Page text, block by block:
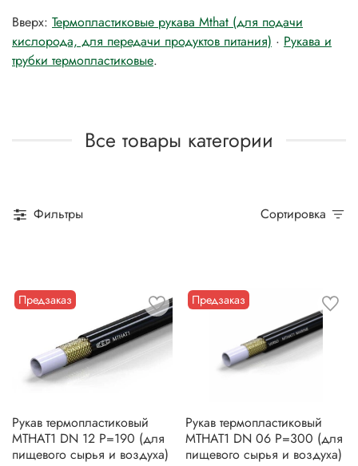
Вверх: Термопластиковые рукава Mthat (для подачи
кислорода, для передачи продуктов питания) · Рукава и
трубки термопластиковые.
Все товары категории
Фильтры Сортировка
Предзаказ
Рукав термопластиковый
MTHAT1 DN 12 P=190 (для
пищевого сырья и воздуха)
Предзаказ
Рукав термопластиковый
MTHAT1 DN 06 P=300 (для
пищевого сырья и воздуха)